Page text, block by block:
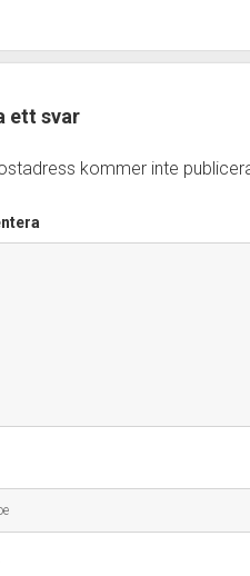
ett svar
kommer inte